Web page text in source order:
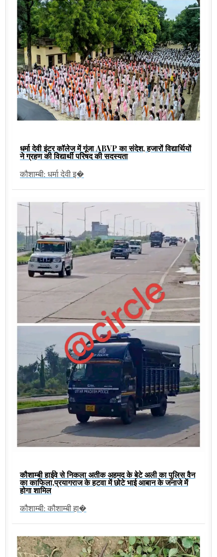
धर्मा देवी इंटर कॉलेज में गूंजा ABVP का संदेश, हजारों विद्यार्थियों
ने ग्रहण की विद्यार्थी परिषद की सदस्यता
कौशाम्बी: धर्मा देवी इ�
कौशाम्बी हाईवे से निकला अतीक अहमद के बेटे अली का पुलिस वैन
का काफिला,प्रयागराज के हटवा में छोटे भाई आबान के जनाजे में
होगा शामिल
कौशाम्बी: कौशाम्बी हा�